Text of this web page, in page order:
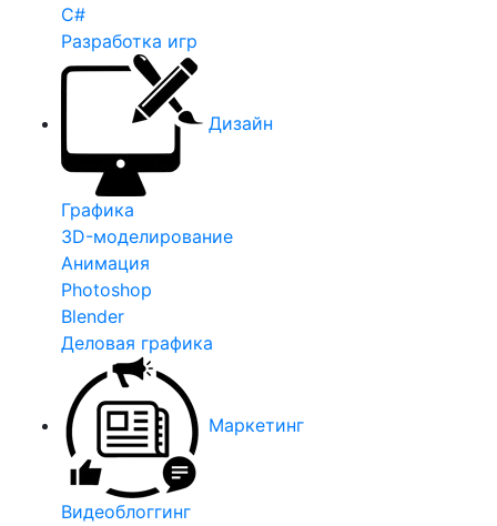
C#
Разработка игр
Дизайн
Графика
3D-моделирование
Анимация
Photoshop
Blender
Деловая графика
Маркетинг
Видеоблоггинг